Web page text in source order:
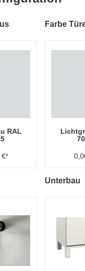
RAL
Farbe
Unterbau